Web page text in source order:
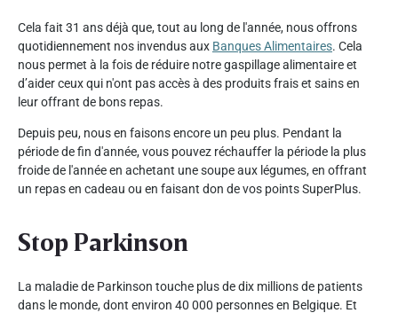
Cela fait 31 ans déjà que, tout au long de l'année, nous offrons
quotidiennement nos invendus aux Banques Alimentaires. Cela
nous permet à la fois de réduire notre gaspillage alimentaire et
d’aider ceux qui n'ont pas accès à des produits frais et sains en
leur offrant de bons repas.
Depuis peu, nous en faisons encore un peu plus. Pendant la
période de fin d'année, vous pouvez réchauffer la période la plus
froide de l'année en achetant une soupe aux légumes, en offrant
un repas en cadeau ou en faisant don de vos points SuperPlus.
Stop Parkinson
La maladie de Parkinson touche plus de dix millions de patients
dans le monde, dont environ 40 000 personnes en Belgique. Et